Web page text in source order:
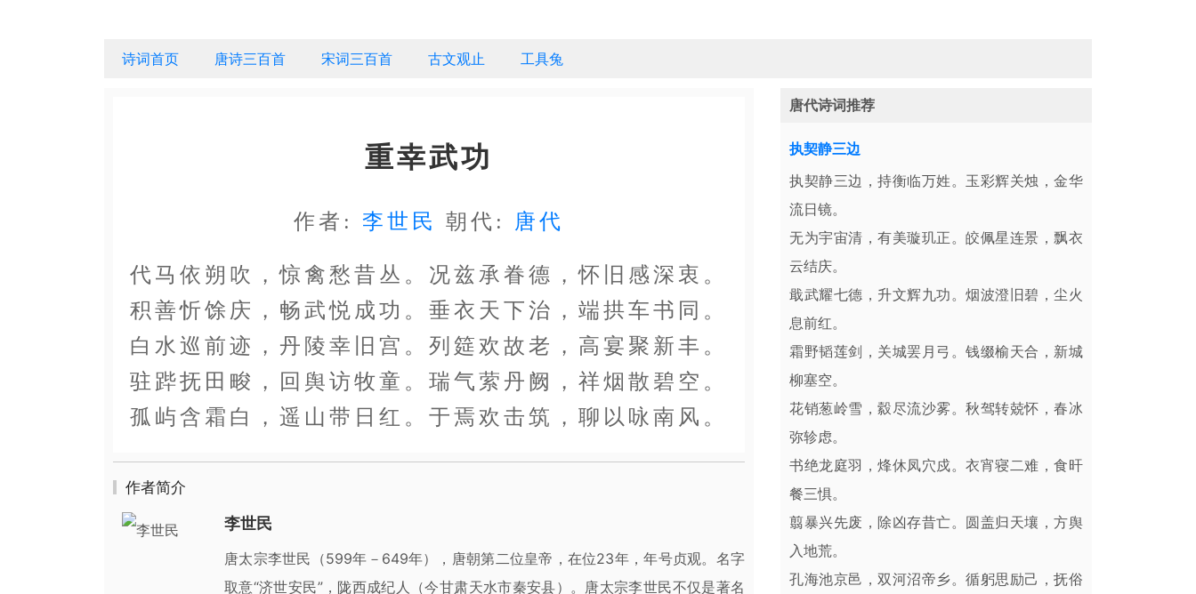
诗词首页 唐诗三百首 宋词三百首 古文观止 工具兔
重幸武功
作者: 李世民 朝代: 唐代
代马依朔吹，惊禽愁昔丛。况兹承眷德，怀旧感深衷。
积善忻馀庆，畅武悦成功。垂衣天下治，端拱车书同。
白水巡前迹，丹陵幸旧宫。列筵欢故老，高宴聚新丰。
驻跸抚田畯，回舆访牧童。瑞气萦丹阙，祥烟散碧空。
孤屿含霜白，遥山带日红。于焉欢击筑，聊以咏南风。
作者简介
李世民
唐太宗李世民（599年－649年），唐朝第二位皇帝，在位23年，年号贞观。名字
取意“济世安民”，陇西成纪人（今甘肃天水市秦安县）。唐太宗李世民不仅是著名
唐代诗词推荐
执契静三边
执契静三边，持衡临万姓。玉彩辉关烛，金华
流日镜。
无为宇宙清，有美璇玑正。皎佩星连景，飘衣
云结庆。
戢武耀七德，升文辉九功。烟波澄旧碧，尘火
息前红。
霜野韬莲剑，关城罢月弓。钱缀榆天合，新城
柳塞空。
花销葱岭雪，縠尽流沙雾。秋驾转兢怀，春冰
弥轸虑。
书绝龙庭羽，烽休凤穴戍。衣宵寝二难，食旰
餐三惧。
翦暴兴先废，除凶存昔亡。圆盖归天壤，方舆
入地荒。
孔海池京邑，双河沼帝乡。循躬思励己，抚俗